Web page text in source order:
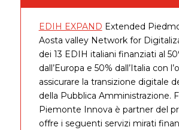
EDIH EXPAND Extended
Aosta valley Network for
dei 13 EDIH italiani finanziati al
dall’Europa e 50% dall’Italia con
assicurare la transizione digitale
della Pubblica Amministrazione.
Piemonte Innova è partner del
offre i seguenti servizi mirati